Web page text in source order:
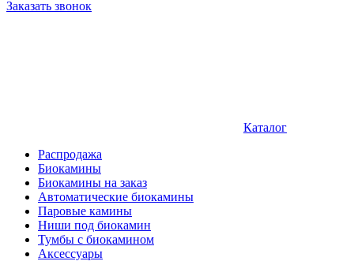
Заказать звонок
Каталог
Распродажа
Биокамины
Биокамины на заказ
Автоматические биокамины
Паровые камины
Ниши под биокамин
Тумбы с биокамином
Аксессуары